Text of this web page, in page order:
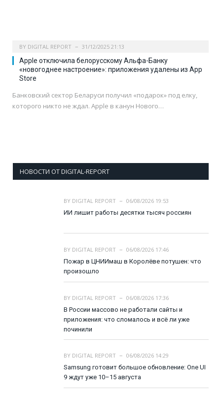
BY DIGITAL REPORT 31/12/2025 21:13
Apple отключила белорусскому Альфа-Банку
«новогоднее настроение»: приложения удалены из App
Store
Банковский сектор Беларуси получил «подарок» под елку,
которого никто не ждал. Apple в канун Нового…
НОВОСТИ ОТ DIGITAL-REPORT
BY DIGITAL REPORT
06/08/2026 19:53
ИИ лишит работы десятки тысяч россиян
BY DIGITAL REPORT
06/08/2026 17:46
Пожар в ЦНИИмаш в Королёве потушен: что
произошло
BY DIGITAL REPORT
06/08/2026 17:36
В России массово не работали сайты и
приложения: что сломалось и всё ли уже
починили
BY DIGITAL REPORT
06/08/2026 14:29
Samsung готовит большое обновление: One UI
9 ждут уже 10–15 августа